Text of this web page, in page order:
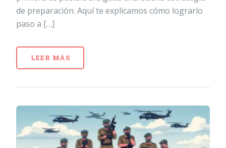
de preparación. Aquí te explicamos cómo lograrlo
paso a […]
LEER MÁS